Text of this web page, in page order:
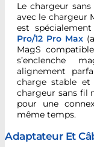
Le chargeur
avec le chargeur
est spécialement
Pro/12 Pro Max
MagS
s’enclenche
alignement
charge stable et
chargeur sans fil
pour une
même temps.
Adaptateur Et